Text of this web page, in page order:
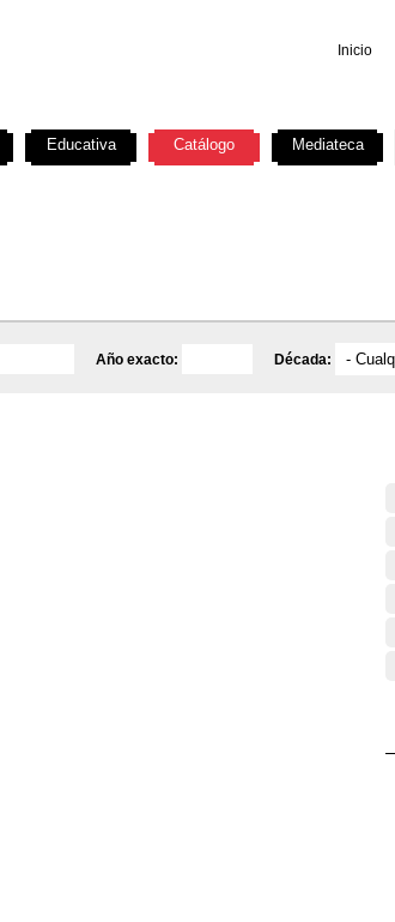
Inicio
Año exacto: Década:
Educativa Catálogo Mediateca